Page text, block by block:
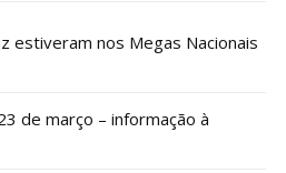
estiveram nos Megas Nacionais
de março – informação à